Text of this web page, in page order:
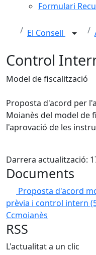
Formulari
El Consell
Control
Model de fiscalització
Proposta d'acord per
Moianès del model de
l'aprovació de les
Darrera actualització:
Documents
Proposta d'acord
prèvia i control intern
Ccmoianès
RSS
L'actualitat a un clic